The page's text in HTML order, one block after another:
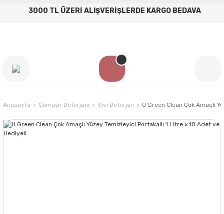
3000 TL ÜZERİ ALIŞVERİŞLERDE KARGO BEDAVA
Anasayfa Çamaşır Deterjanı Sıvı Deterjan U Green Clean Çok Amaçlı